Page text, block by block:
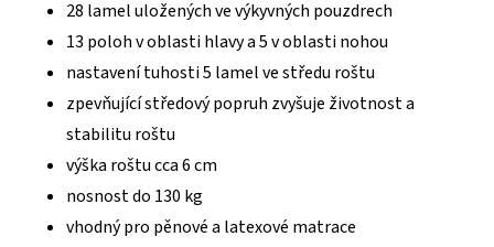
28 lamel uložených ve výkyvných pouzdrech
13 poloh v oblasti hlavy a 5 v oblasti nohou
nastavení tuhosti 5 lamel ve středu roštu
zpevňující středový popruh zvyšuje životnost a
stabilitu roštu
výška roštu cca 6 cm
nosnost do 130 kg
vhodný pro pěnové a latexové matrace